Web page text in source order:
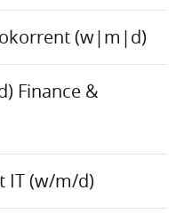
(w|m|d)
Finance &
IT (w/m/d)